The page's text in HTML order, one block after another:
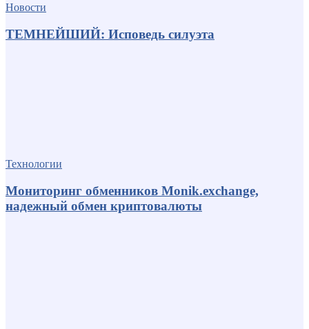
Новости
ТЕМНЕЙШИЙ: Исповедь силуэта
Технологии
Мониторинг обменников Monik.exchange,
надежный обмен криптовалюты